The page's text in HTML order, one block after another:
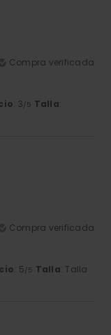
Compra verificada
: 3/5 Talla:
Compra verificada
: 5/5 Talla: Talla